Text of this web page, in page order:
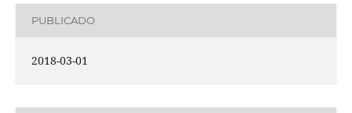
PUBLICADO
2018-03-01